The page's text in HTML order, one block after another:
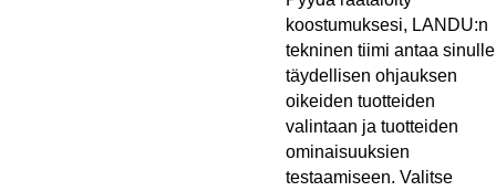
koostumuksesi, LANDU:n
tekninen tiimi antaa sinulle
täydellisen ohjauksen
oikeiden tuotteiden
valintaan ja tuotteiden
ominaisuuksien
testaamiseen. Valitse